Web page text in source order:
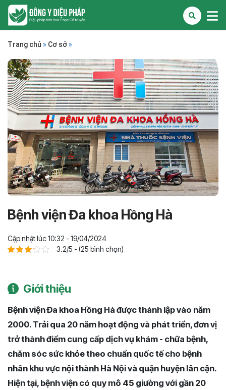
Trang chủ » Cơ sở »
Bệnh viện Đa khoa Hồng Hà
Cập nhật lúc 10:32 - 19/04/2024
3.2/5 - (25 bình chọn)
Giới thiệu
Bệnh viện Đa khoa Hồng Hà được thành lập vào năm
2000. Trải qua 20 năm hoạt động và phát triển, đơn vị
trở thành điểm cung cấp dịch vụ khám - chữa bệnh,
chăm sóc sức khỏe theo chuẩn quốc tế cho bệnh
nhân khu vực nội thành Hà Nội và quận huyện lân cận.
Hiện tại, bệnh viện có quy mô 45 giường với gần 20